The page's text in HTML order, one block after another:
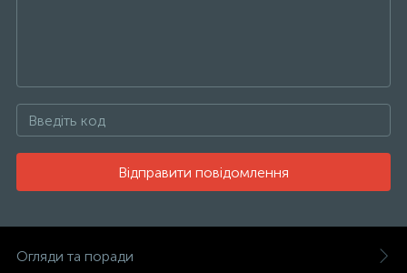
Відправити повідомлення
Огляди та поради